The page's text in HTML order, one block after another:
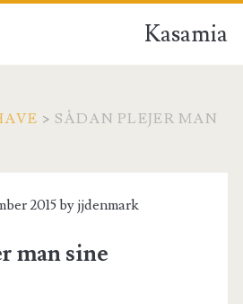
Kasamia
>SÅDAN PLEJER MAN
2015 byjjdenmark
man sine